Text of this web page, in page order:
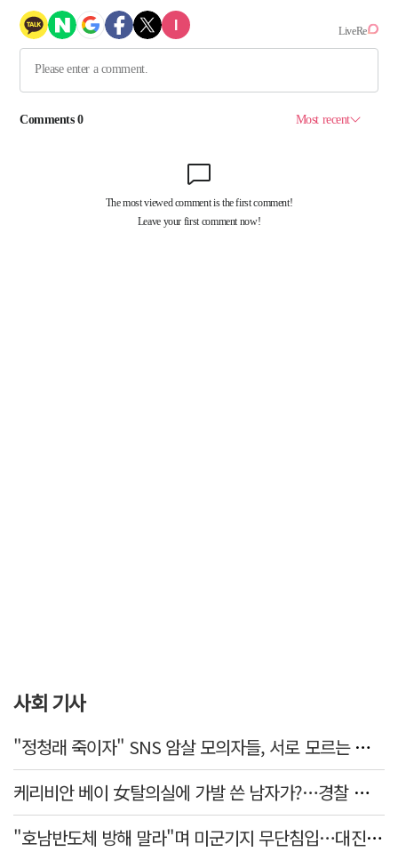
사회 기사
"정청래 죽이자" SNS 암살 모의자들, 서로 모르는 사이였다…檢송치
케리비안 베이 女탈의실에 가발 쓴 남자가?…경찰 추적 중
"호남반도체 방해 말라"며 미군기지 무단침입…대진연 회원 3명 '구속'